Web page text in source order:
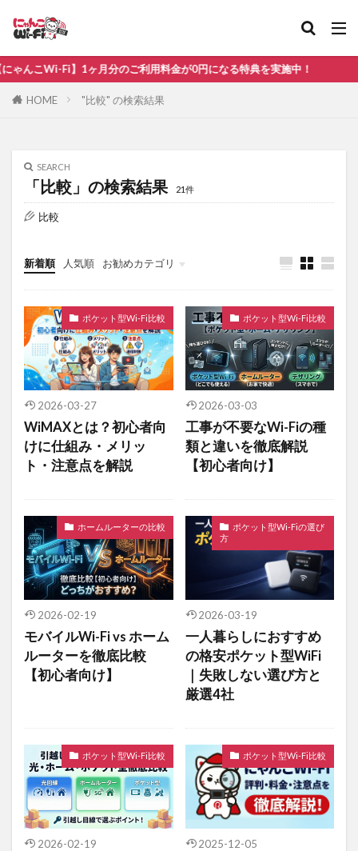
こWi-Fi】1ヶ月分のご利用料金が0円になる特典を実施中！
HOME "比較" の検索結果
SEARCH
「比較」の検索結果 21件
比較
新着順 人気順 お勧めカテゴリ
ポケット型Wi-Fi比較
2026-03-27
WiMAXとは？初心者向
けに仕組み・メリッ
ト・注意点を解説
ポケット型Wi-Fi比較
2026-03-03
工事が不要なWi-Fiの種
類と違いを徹底解説
【初心者向け】
ホームルーターの比較
2026-02-19
モバイルWi-Fi vs ホーム
ルーターを徹底比較
【初心者向け】
ポケット型Wi-Fiの選び
方
2026-03-19
一人暮らしにおすすめ
の格安ポケット型WiFi
｜失敗しない選び方と
厳選4社
ポケット型Wi-Fi比較
2026-02-19
ポケット型Wi-Fi比較
2025-12-05
比較 無制限
タグ
au WiMAX ソフトバンク
ホームルーター
光回線
楽天モバイル
検索